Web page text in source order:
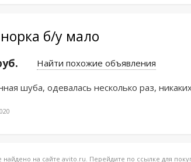
б/у мало
Найти похожие объявления
шуба, одевалась несколько раз,
найдено на сайте avito.ru. Перейдите по ссылке для